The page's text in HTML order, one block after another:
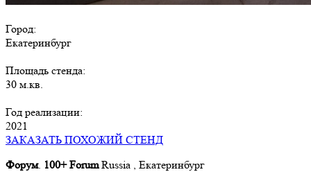
Город:
Екатеринбург
Площадь стенда:
30 м.кв.
Год реализации:
2021
ЗАКАЗАТЬ ПОХОЖИЙ СТЕНД
Форум. 100+ ForumRussia , Екатеринбург